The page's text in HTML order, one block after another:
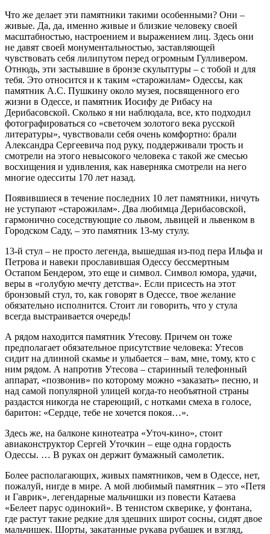
Что же делает эти памятники такими особенными? Они –
живые. Да, да, именно живые и близкие человеку своей
масштабностью, настроением и выражением лиц. Здесь они
не давят своей монументальностью, заставляющей
чувствовать себя лилипутом перед огромным Гулливером.
Отнюдь, эти застывшие в бронзе скульптуры – с тобой и для
тебя. Это относится и к таким «старожилам» Одессы, как
памятник А.С. Пушкину около музея, посвященного его
жизни в Одессе, и памятник Иосифу де Рибасу на
Дерибасовской. Сколько я ни наблюдала, все, кто подходил
фотографироваться со «светочем золотого века русской
литературы», чувствовали себя очень комфортно: брали
Александра Сергеевича под руку, поддерживали трость и
смотрели на этого невысокого человека с такой же смесью
восхищения и удивления, как наверняка смотрели на него
многие одесситы 170 лет назад.
Появившиеся в течение последних 10 лет памятники, ничуть
не уступают «старожилам». Два любимца Дерибасовской,
гармонично соседствующие со львом, львицей и львенком в
Городском Саду, – это памятник 13-му стулу.
13-й стул – не просто легенда, вышедшая из-под пера Ильфа и
Петрова и навеки прославившая Одессу бессмертным
Остапом Бендером, это еще и символ. Символ юмора, удачи,
веры в «голубую мечту детства». Если присесть на этот
бронзовый стул, то, как говорят в Одессе, твое желание
обязательно исполнится. Стоит ли говорить, что у стула
всегда выстраивается очередь!
А рядом находится памятник Утесову. Причем он тоже
предполагает обязательное присутствие человека: Утесов
сидит на длинной скамье и улыбается – вам, мне, тому, кто с
ним рядом. А напротив Утесова – старинный телефонный
аппарат, «позвонив» по которому можно «заказать» песню, и
над самой популярной улицей когда-то необъятной страны
раздастся никогда не стареющий, с нотками смеха в голосе,
баритон: «Сердце, тебе не хочется покоя…».
Здесь же, на балконе кинотеатра «Уточ-кино», стоит
авиаконструктор Сергей Уточкин – еще одна гордость
Одессы. … В руках он держит бумажный самолетик.
Более располагающих, живых памятников, чем в Одессе, нет,
пожалуй, нигде в мире. А мой любимый памятник – это «Петя
и Гаврик», легендарные мальчишки из повести Катаева
«Белеет парус одинокий». В тенистом скверике, у фонтана,
где растут такие редкие для здешних широт сосны, сидят двое
мальчишек. Шорты, закатанные рукава рубашек и взгляд,